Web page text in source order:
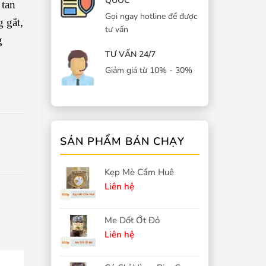
Gọi ngay hotline để được
tư vấn
TƯ VẤN 24/7
Giảm giá từ 10% - 30%
SẢN PHẨM BÁN CHẠY
Kẹp Mè Cẩm Huê
Liên hệ
Me Dốt Ớt Đỏ
Liên hệ
gắt,